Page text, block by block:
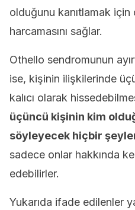
olduğunu kanıtlamak
harcamasını sağlar.
Othello sendromunun
ise, kişinin ilişkilerinde
kalıcı olarak
üçüncü kişinin kim
söyleyecek hiçbir
sadece onlar hakkında
edebilirler.
Yukarıda ifade edilenler